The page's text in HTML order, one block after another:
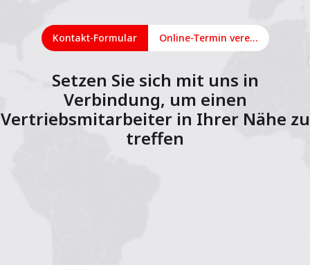
Kontakt-Formular Online-Termin vereinbaren
Setzen Sie sich mit uns in
Verbindung, um einen
Vertriebsmitarbeiter in Ihrer Nähe zu
treffen